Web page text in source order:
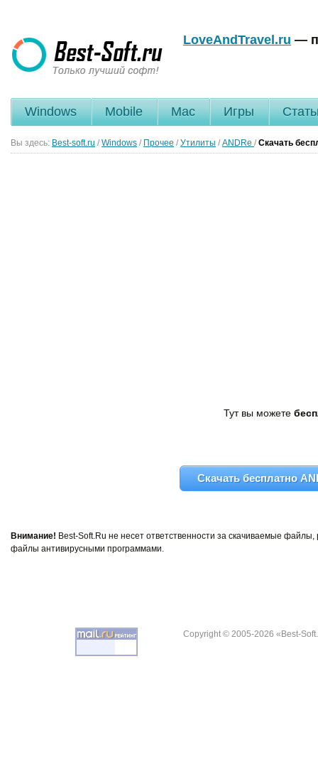
LoveAndTravel.ru —
Windows Mobile Mac Игры
Вы здесь: Best-soft.ru / Windows / Прочее / Утилиты / ANDRe / Скачать
Тут вы можете
Скачать бесплатно
Внимание! Best-Soft.Ru не несет ответственности за скачиваемые
файлы антивирусными программами.
Copyright © 2005-2026 «Best-